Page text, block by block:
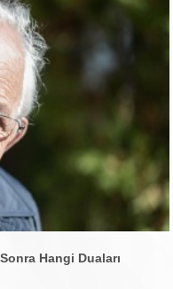
Hangi Duaları